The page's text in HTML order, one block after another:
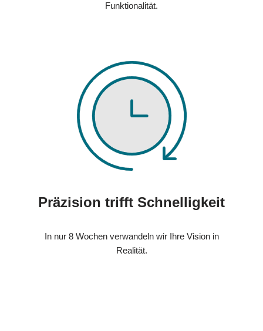
Funktionalität.
Präzision trifft Schnelligkeit
In nur 8 Wochen verwandeln wir Ihre Vision in
Realität.